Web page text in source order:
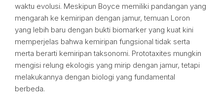
waktu evolusi. Meskipun Boyce memiliki pandangan yang
mengarah ke kemiripan dengan jamur, temuan Loron
yang lebih baru dengan bukti biomarker yang kuat kini
memperjelas bahwa kemiripan fungsional tidak serta
merta berarti kemiripan taksonomi. Prototaxites mungkin
mengisi relung ekologis yang mirip dengan jamur, tetapi
melakukannya dengan biologi yang fundamental
berbeda.